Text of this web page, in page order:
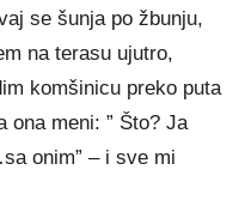
se šunja po žbunju,
na terasu ujutro,
komšinicu preko puta
ona meni: ” Što? Ja
onim” – i sve mi